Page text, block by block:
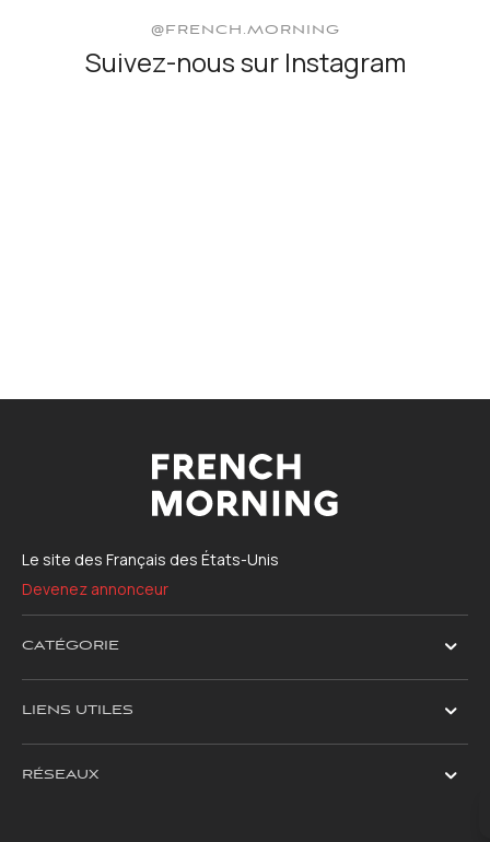
@FRENCH.MORNING
Suivez-nous sur Instagram
Le site des Français des États-Unis
Devenez annonceur
CATÉGORIE
LIENS UTILES
RÉSEAUX